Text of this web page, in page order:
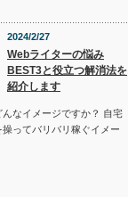
2024/2/27
Webライターの悩み
BEST3と役立つ解消法を
紹介します
なイメージですか？ 自宅
ってバリバリ稼ぐイメー